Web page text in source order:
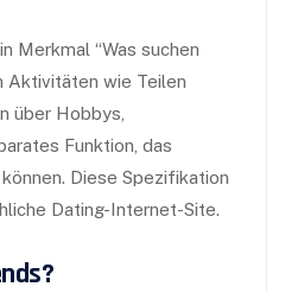
Merkmal “Was suchen
Aktivitäten wie Teilen
über Hobbys,
Funktion, das
Diese Spezifikation
Dating-Internet-Site.